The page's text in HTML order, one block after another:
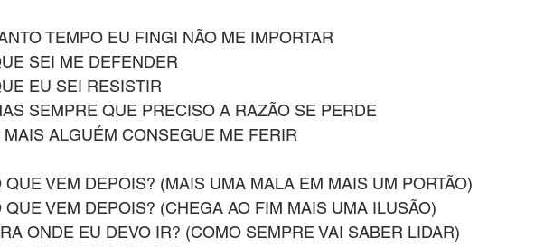
TEMPO EU FINGI NÃO ME IMPORTAR
SEI ME DEFENDER
EU SEI RESISTIR
SEMPRE QUE PRECISO A RAZÃO SE PERDE
MAIS ALGUÉM CONSEGUE ME FERIR
QUE VEM DEPOIS? (MAIS UMA MALA EM MAIS UM PORTÃO)
QUE VEM DEPOIS? (CHEGA AO FIM MAIS UMA ILUSÃO)
ONDE EU DEVO IR? (COMO SEMPRE VAI SABER LIDAR)